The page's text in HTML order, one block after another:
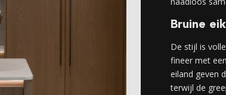
Bruine
De stijl is
fineer met
eiland geven
terwijl de